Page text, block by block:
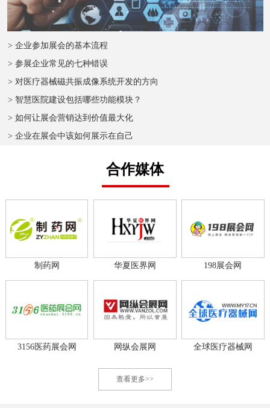
> 企业参加展会的基本流程
> 参展企业常见的七种错误
> 对医疗器械磁共振成像系统开发的方向
> 智慧医院建设包括哪些功能模块？
> 如何让展会营销达到价值最大化
> 企业在展会中该如何展示在自己
合作媒体
制药网 华夏医界网 198展会网
3156医药展会网 网纵会展网 全球医疗器械网
查看更多>>